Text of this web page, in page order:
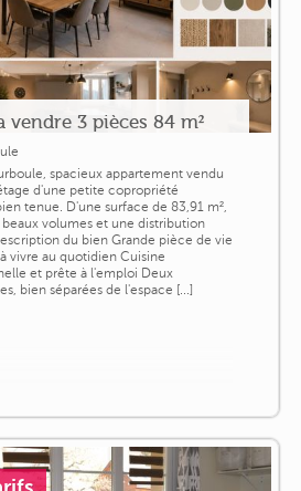
vendre 3 pièces 84 m²
spacieux appartement vendu
d'une petite copropriété
tenue. D'une surface de 83,91 m²,
volumes et une distribution
du bien Grande pièce de vie
vivre au quotidien Cuisine
et prête à l'emploi Deux
bien séparées de l'espace [...]